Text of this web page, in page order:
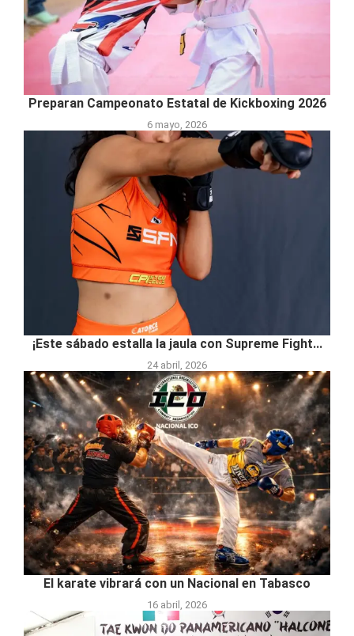
Preparan Campeonato Estatal de Kickboxing 2026
6 mayo, 2026
¡Este sábado estalla la jaula con Supreme Fight...
24 abril, 2026
El karate vibrará con un Nacional en Tabasco
16 abril, 2026